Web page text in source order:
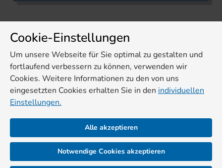
Cookie-Einstellungen
Um unsere Webseite für Sie optimal zu gestalten und
fortlaufend verbessern zu können, verwenden wir
Cookies. Weitere Informationen zu den von uns
eingesetzten Cookies erhalten Sie in den individuellen
Einstellungen.
Alle akzeptieren
Notwendige Cookies akzeptieren